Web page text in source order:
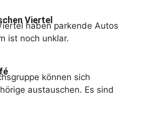
Viertel
haben parkende Autos
ist noch unklar.
können sich
austauschen. Es sind